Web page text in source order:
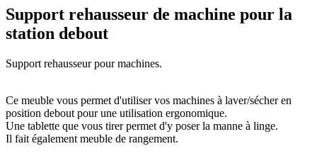
Support rehausseur de machine pour la
station debout
Support rehausseur pour machines.
Ce meuble vous permet d'utiliser vos machines à laver/sécher en
position debout pour une utilisation ergonomique.
Une tablette que vous tirer permet d'y poser la manne à linge.
Il fait également meuble de rangement.